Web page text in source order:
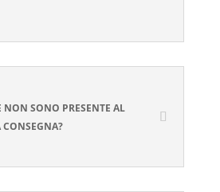
NON SONO PRESENTE AL